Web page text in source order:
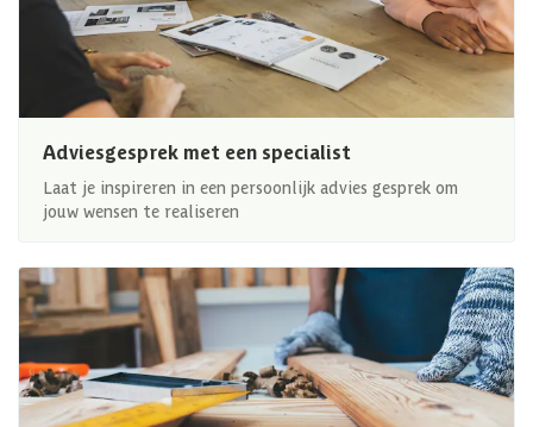
Adviesgesprek met een specialist
Laat je inspireren in een persoonlijk advies gesprek om
jouw wensen te realiseren